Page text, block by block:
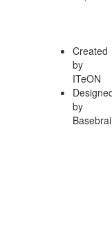
Created
by
ITeON
by